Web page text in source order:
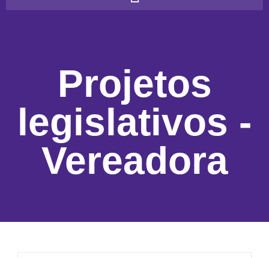
Projetos
legislativos -
Vereadora